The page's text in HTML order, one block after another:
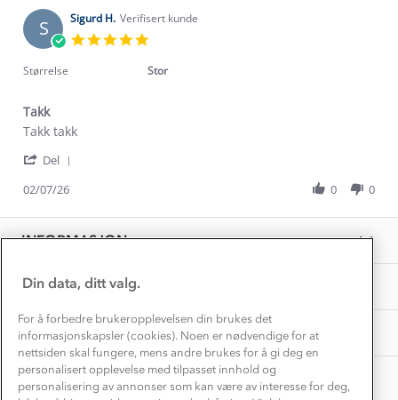
S Sigurd H. Verifisert kunde
rating
Størrelse Stor
Takk
Review
Sigurd
on
Jul
2026
review
Takk
Takk takk
Del
Sigurd
H.
Jul
2026
02/07/26 0 0
INFORMASJON
Kundeservice
Kontakt oss
Konkurransevinnere
Kundeklubb
Våre butikker
Bedrift, barnehage og SFO
Presse
OM OSS
Etisk handel
Inkludering
Materialer
Personvern
Samarbeide med oss?
TIPS OG RÅD
Alt du trenger til Norgesferien
Dette trenger du til barnehagen
Gravidklær
Hvordan velge riktig turtøy?
Store størrelser
Turmat oppskrifter
Beredskap
AKTIVITETER
Få turinspirasjon og tips her⛰
Overnatte utendørs⛺
Leirskole 🥾
Barnehageansatt
Tips til hyttetur
Din data, ditt valg.
For å forbedre brukeropplevelsen din brukes det
informasjonskapsler (cookies). Noen er nødvendige for at
nettsiden skal fungere, mens andre brukes for å gi deg en
personalisert opplevelse med tilpasset innhold og
personalisering av annonser som kan være av interesse for deg,